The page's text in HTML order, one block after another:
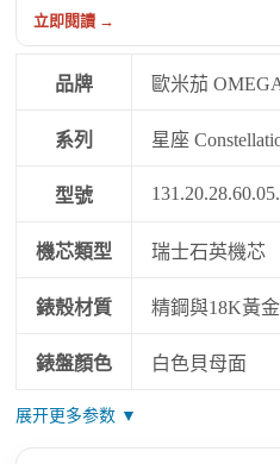
立即閱讀 →
品牌 歐米茄
系列 星座
型號
機芯類型 瑞士石英機芯
錶殼材質 精鋼與18K黃
錶盤顏色 白色貝母面
展开更多参数 ▼